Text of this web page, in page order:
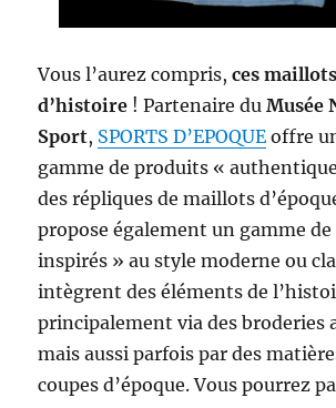
Vous l’aurez compris,ces
d’histoire ! Partenaire duMusée
Sport, SPORTS D’EPOQUE offre
gamme de produits «
des répliques de maillots
propose également un gamme
inspirés » au style moderne ou
intègrent des éléments de
principalement via des broderies
mais aussi parfois par des
coupes d’époque. Vous pourrez